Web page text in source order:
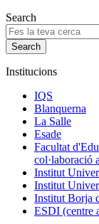
Search
Institucions
IQS
Blanquerna
La Salle
Esade
Facultat
col·laboració
Institut
Institut
Institut Borja
ESDI (centre